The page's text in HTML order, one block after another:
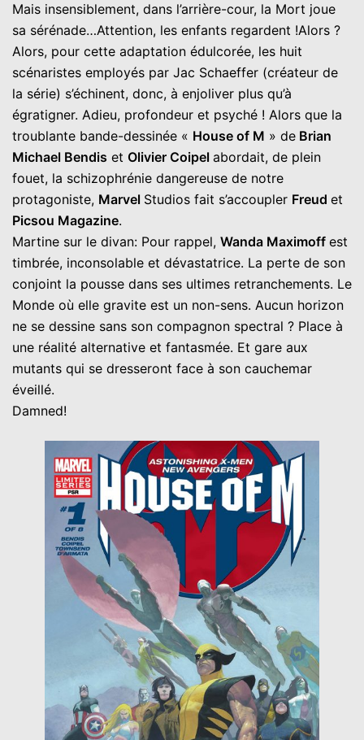
Mais insensiblement, dans l’arrière-cour, la Mort joue
sa sérénade…Attention, les enfants regardent !Alors ?
Alors, pour cette adaptation édulcorée, les huit
scénaristes employés par Jac Schaeffer (créateur de
la série) s’échinent, donc, à enjoliver plus qu’à
égratigner. Adieu, profondeur et psyché ! Alors que la
troublante bande-dessinée « House of M » de Brian
Michael Bendis et Olivier Coipel abordait, de plein
fouet, la schizophrénie dangereuse de notre
protagoniste, Marvel Studios fait s’accoupler Freud et
Picsou Magazine.
Martine sur le divan: Pour rappel, Wanda Maximoff est
timbrée, inconsolable et dévastatrice. La perte de son
conjoint la pousse dans ses ultimes retranchements. Le
Monde où elle gravite est un non-sens. Aucun horizon
ne se dessine sans son compagnon spectral ? Place à
une réalité alternative et fantasmée. Et gare aux
mutants qui se dresseront face à son cauchemar
éveillé.
Damned!